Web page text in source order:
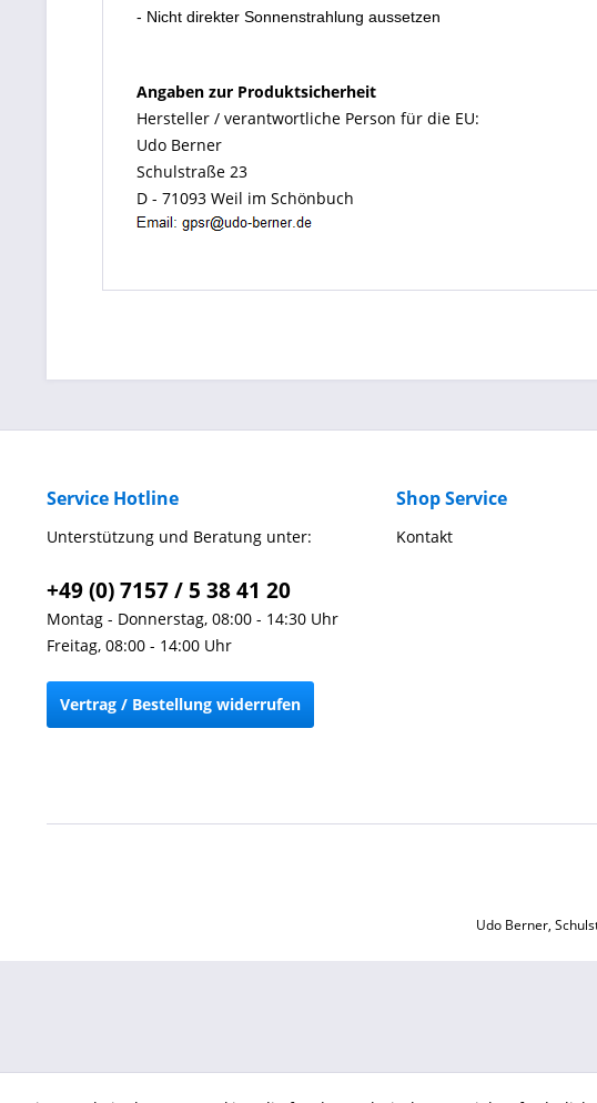
- Nicht direkter Sonnenstrahlung aussetzen
Angaben zur Produktsicherheit
Hersteller / verantwortliche Person für die EU:
Udo Berner
Schulstraße 23
D - 71093 Weil im Schönbuch
Service Hotline
Unterstützung und Beratung unter:
+49 (0) 7157 / 5 38 41 20
Montag - Donnerstag, 08:00 - 14:30 Uhr
Freitag, 08:00 - 14:00 Uhr
Vertrag / Bestellung widerrufen
Shop Service
Kontakt
Udo Berner,